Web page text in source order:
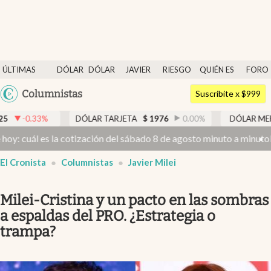
ÚLTIMAS
NOTICIAS
DÓLAR DÓLAR
JAVIER
RIESGO
QUIÉN ES
QUIÉN
FORO
Argentina
México
Columnistas
Dólar
Members
Economía y Política
Finanzas y Mercados
Mercados Online
Columnistas
Otras secciones
Suscribite x $999
DÓLAR TARJETA $1976 0.00% DÓLAR MEP $1526,03
cotización del sábado 8 de agosto minuto a minutoDólar hoy y
El Cronista Columnistas Javier Milei
Milei-Cristina y un pacto en las sombras
a espaldas del PRO. ¿Estrategia o
trampa?